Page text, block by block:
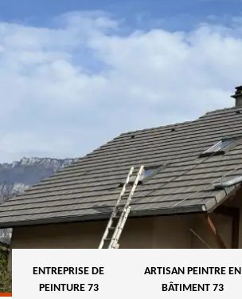
ENTREPRISE DE
PEINTURE 73
ARTISAN PEINTRE EN
BÂTIMENT 73